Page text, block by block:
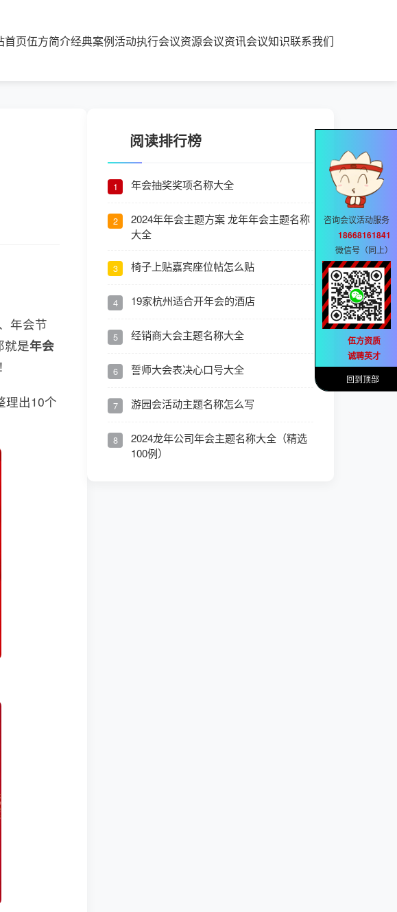
首页伍方简介经典案例活动执行会议资源会议资讯会议知识联系我们
年会节
就是年会
理出10个
阅读排行榜
1 年会抽奖奖项名称大全
2
2024年年会主题方案 龙年年会主题名称
大全
3 椅子上贴嘉宾座位帖怎么贴
4 19家杭州适合开年会的酒店
5 经销商大会主题名称大全
6 誓师大会表决心口号大全
7 游园会活动主题名称怎么写
8
2024龙年公司年会主题名称大全（精选
100例）
咨询会议活动服务
18668161841
微信号（同上）
伍方资质
诚聘英才
回到顶部